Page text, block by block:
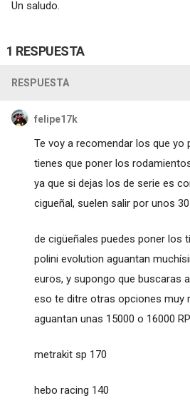
Un saludo.
1 RESPUESTA
RESPUESTA
felipe17k
Te voy a recomendar los que yo
tienes que poner los
ya que si dejas los de serie es
cigueñal, suelen salir por unos
de cigüeñales puedes poner los
polini evolution aguantan
euros, y supongo que buscaras
eso te ditre otras opciones muy
aguantan unas 15000 o 16000
metrakit sp 170
hebo racing 140